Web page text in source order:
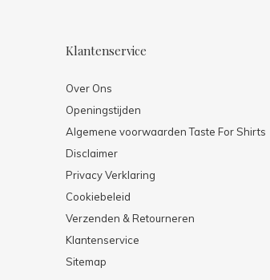
Klantenservice
Over Ons
Openingstijden
Algemene voorwaarden Taste For Shirts
Disclaimer
Privacy Verklaring
Cookiebeleid
Verzenden & Retourneren
Klantenservice
Sitemap